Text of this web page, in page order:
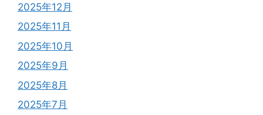
2025年12月
2025年11月
2025年10月
2025年9月
2025年8月
2025年7月